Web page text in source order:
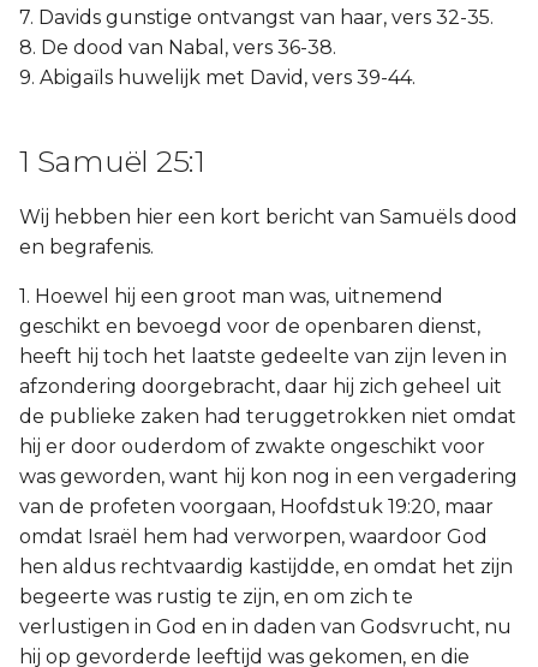
7. Davids gunstige ontvangst van haar, vers 32-35.
8. De dood van Nabal, vers 36-38.
9. Abigaïls huwelijk met David, vers 39-44.
1 Samuël 25:1
Wij hebben hier een kort bericht van Samuëls dood
en begrafenis.
1. Hoewel hij een groot man was, uitnemend
geschikt en bevoegd voor de openbaren dienst,
heeft hij toch het laatste gedeelte van zijn leven in
afzondering doorgebracht, daar hij zich geheel uit
de publieke zaken had teruggetrokken niet omdat
hij er door ouderdom of zwakte ongeschikt voor
was geworden, want hij kon nog in een vergadering
van de profeten voorgaan, Hoofdstuk 19:20, maar
omdat Israël hem had verworpen, waardoor God
hen aldus rechtvaardig kastijdde, en omdat het zijn
begeerte was rustig te zijn, en om zich te
verlustigen in God en in daden van Godsvrucht, nu
hij op gevorderde leeftijd was gekomen, en die